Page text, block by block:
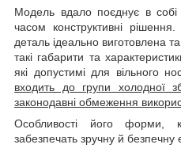
Модель вдало поєднує в собі
часом конструктивні
деталь ідеально виготовлена
такі габарити та
які допустимі для вільного
входить до групи холодної
законодавні обмеження
Особливості його форми,
забезпечать зручну й безпечну